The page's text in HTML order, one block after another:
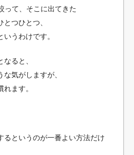
って、そこに出てきた
つひとつ、
うわけです。
ると、
気がしますが、
ます。
るというのが一番よい方法だけ